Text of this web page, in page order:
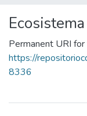
Permanent URI
https://
8336